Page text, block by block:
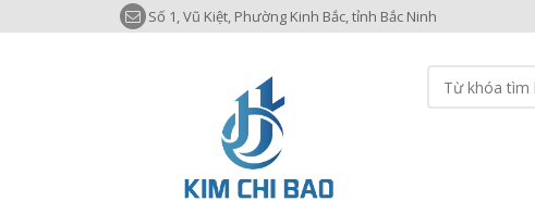
Số 1, Vũ Kiệt, Phường Kinh Bắc, tỉnh Bắc Ninh